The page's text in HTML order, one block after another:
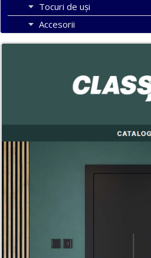
Tocuri de uși
Accesorii